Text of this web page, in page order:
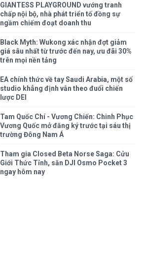
GIANTESS PLAYGROUND vướng tranh
chấp nội bộ, nhà phát triển tố đồng sự
ngầm chiếm đoạt doanh thu
Black Myth: Wukong xác nhận đợt giảm
giá sâu nhất từ trước đến nay, ưu đãi 30%
trên mọi nền tảng
EA chính thức về tay Saudi Arabia, một số
studio khẳng định vẫn theo đuổi chiến
lược DEI
Tam Quốc Chí - Vương Chiến: Chinh Phục
Vương Quốc mở đăng ký trước tại sáu thị
trường Đông Nam Á
Tham gia Closed Beta Norse Saga: Cửu
Giới Thức Tỉnh, săn DJI Osmo Pocket 3
ngay hôm nay